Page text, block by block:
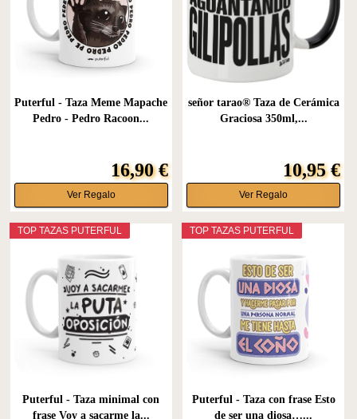
Puterful - Taza Meme Mapache
Pedro - Pedro Racoon...
16,90 €
Ver Regalo
señor tarao® Taza de Cerámica
Graciosa 350ml,...
10,95 €
Ver Regalo
TOP TAZAS PUTERFUL
Puterful - Taza minimal con
frase Voy a sacarme la...
TOP TAZAS PUTERFUL
Puterful - Taza con frase Esto
de ser una diosa…...